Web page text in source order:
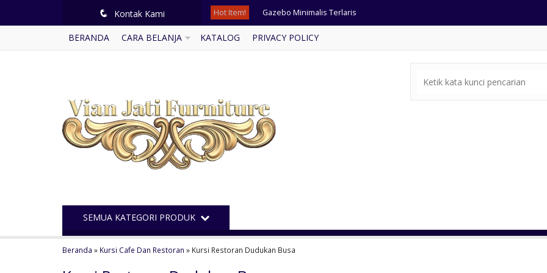
q Kontak Kami Hot Item! Kursi Tamu Minimalis Sudut Jati
Kursi Tamu Mewah Gaya Eropa
Kursi Makan Restaurant Busa
Kamar Set Antik Kayu Jati Solid
BERANDA CARA BELANJA KATALOG PRIVACY POLICY
SEMUA KATEGORI PRODUK
Beranda » Kursi Cafe Dan Restoran » Kursi Restoran Dudukan Busa